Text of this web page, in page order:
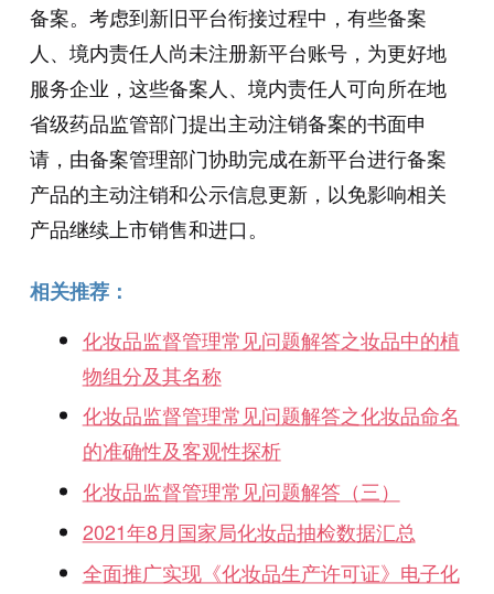
备案。考虑到新旧平台衔接过程中，有些备案
人、境内责任人尚未注册新平台账号，为更好地
服务企业，这些备案人、境内责任人可向所在地
省级药品监管部门提出主动注销备案的书面申
请，由备案管理部门协助完成在新平台进行备案
产品的主动注销和公示信息更新，以免影响相关
产品继续上市销售和进口。
相关推荐：
化妆品监督管理常见问题解答之妆品中的植
物组分及其名称
化妆品监督管理常见问题解答之化妆品命名
的准确性及客观性探析
化妆品监督管理常见问题解答（三）
2021年8月国家局化妆品抽检数据汇总
全面推广实现《化妆品生产许可证》电子化